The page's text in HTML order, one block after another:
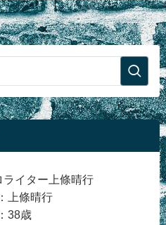
ライター上條晴行
上條晴行
38歳